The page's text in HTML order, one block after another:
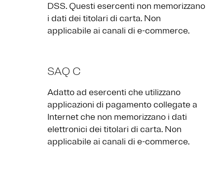
DSS. Questi esercenti non memorizzano
i dati dei titolari di carta. Non
applicabile ai canali di e-commerce.
SAQ C
Adatto ad esercenti che utilizzano
applicazioni di pagamento collegate a
Internet che non memorizzano i dati
elettronici dei titolari di carta. Non
applicabile ai canali di e-commerce.